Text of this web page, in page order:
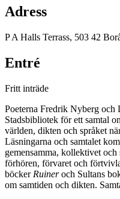
Adress
P A Halls Terrass, 503 42
Entré
Fritt inträde
Poeterna Fredrik Nyberg och
Stadsbibliotek för ett samtal
världen, dikten och språket
Läsningarna och samtalet
gemensamma, kollektivet
förhören, förvaret och
böcker Ruineroch Sultans
om samtiden och dikten.